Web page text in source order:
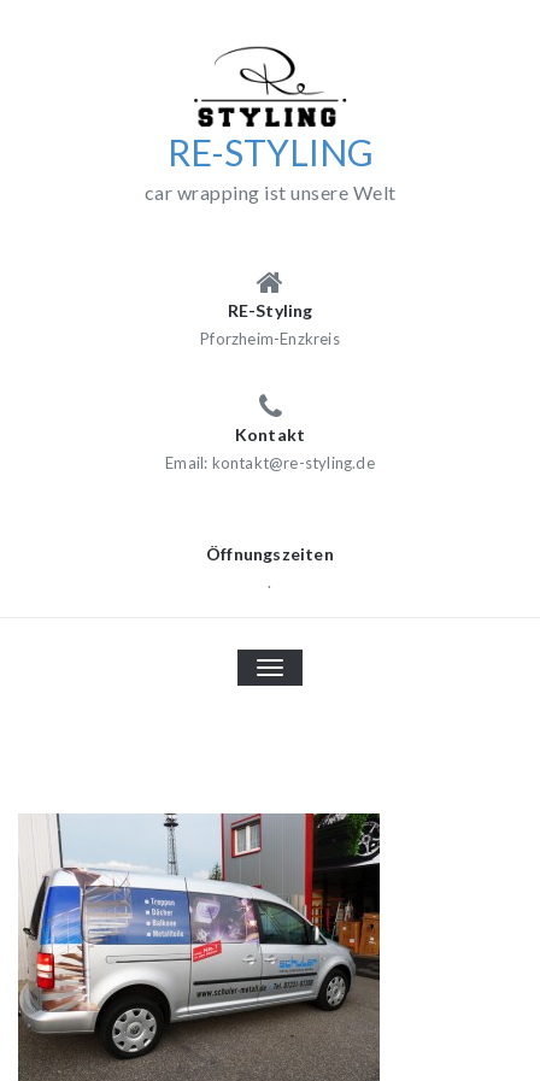
RE-STYLING
car wrapping ist unsere Welt
RE-Styling
Pforzheim-Enzkreis
Kontakt
Email: kontakt@re-styling.de
Öffnungszeiten
.
TOGGLE
NAVIGATION